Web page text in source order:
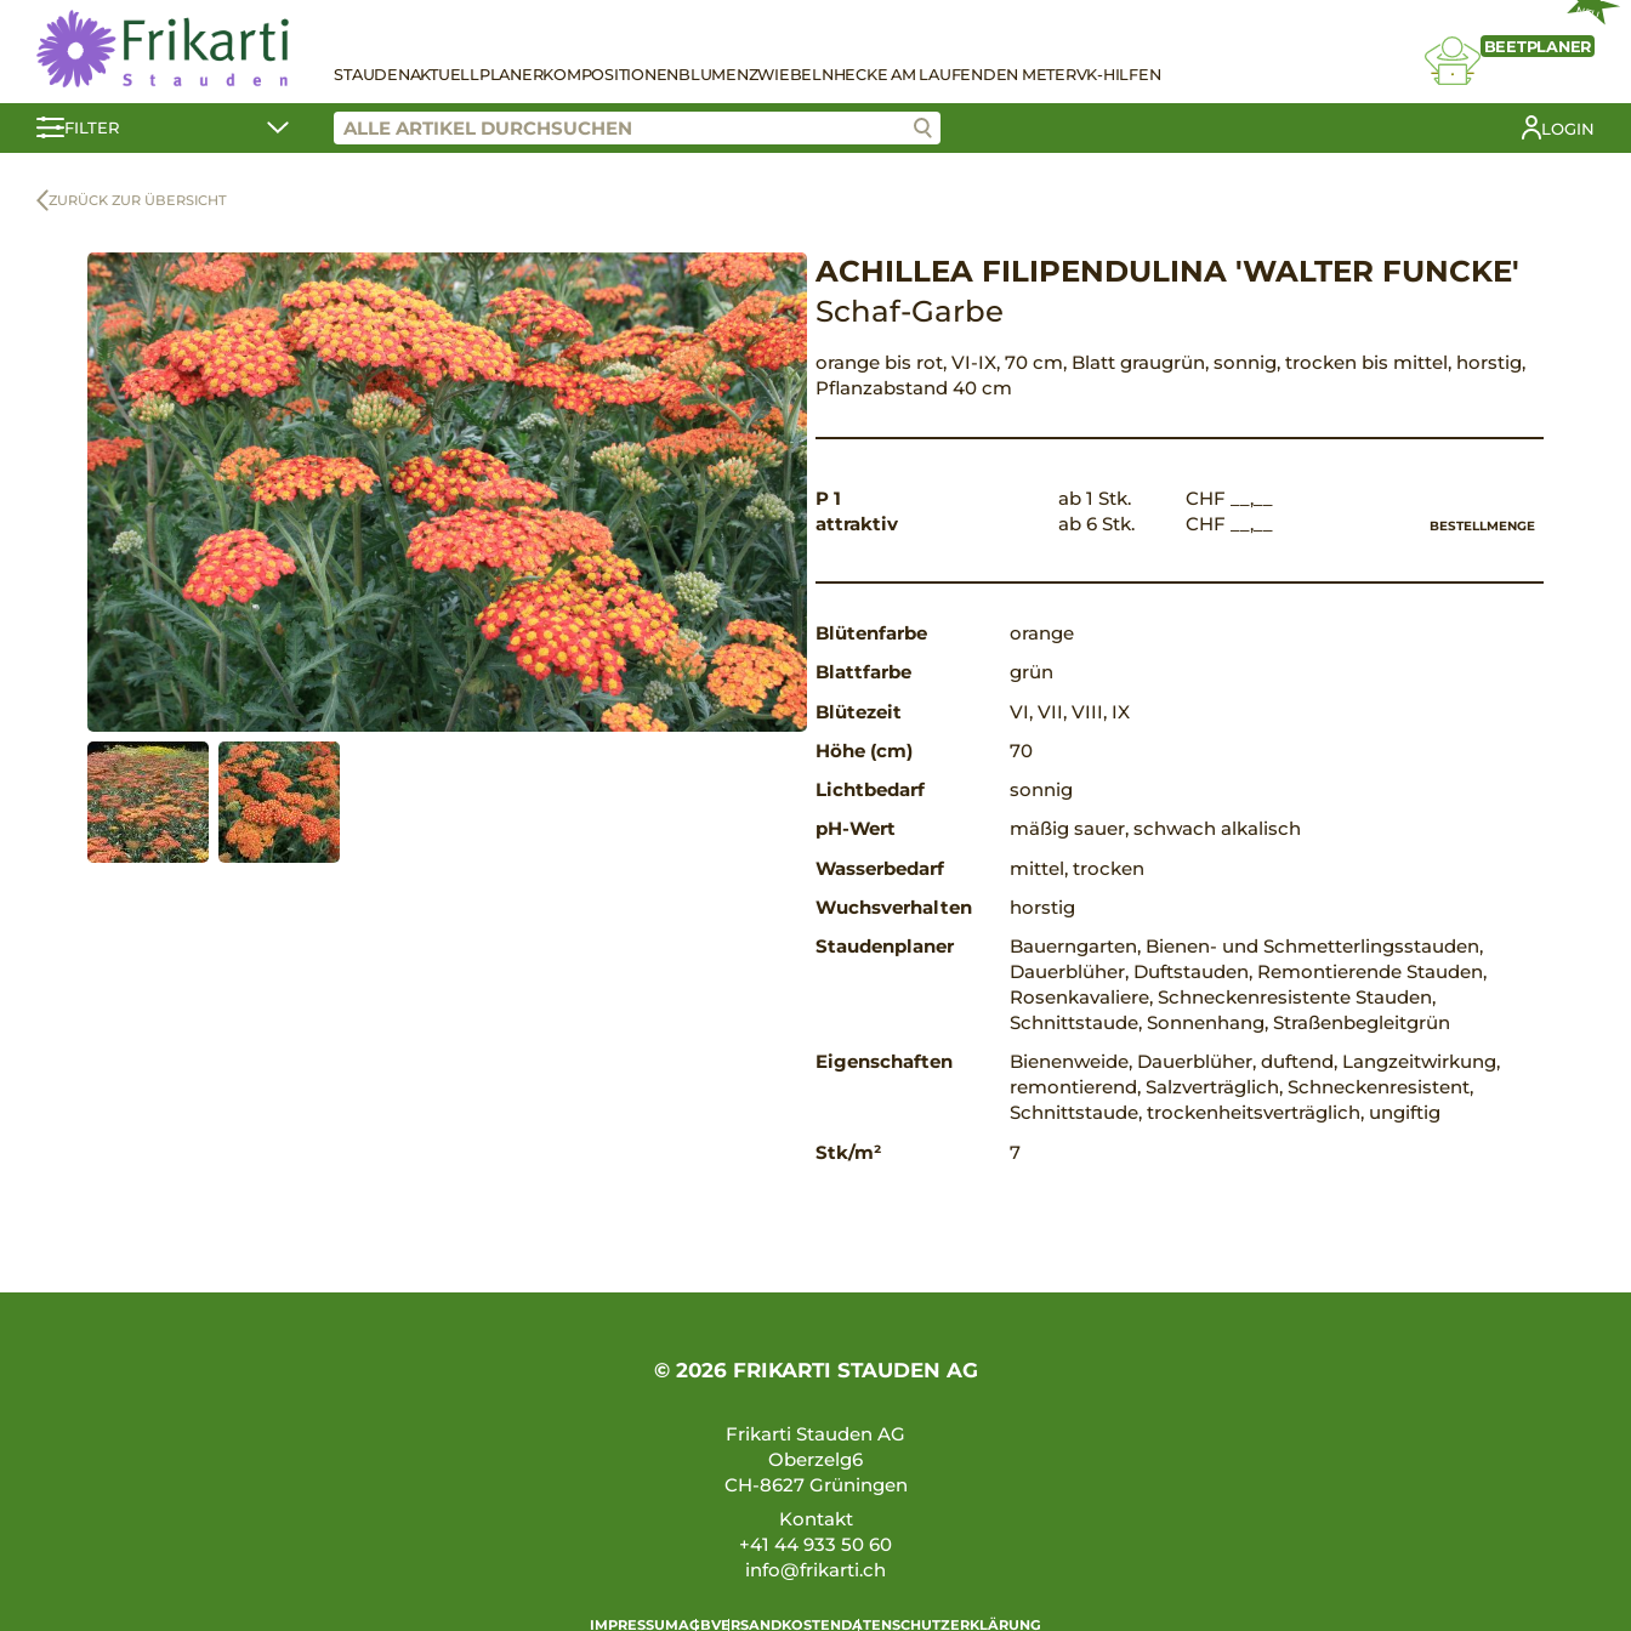
STAUDENAKTUELLPLANERKOMPOSITIONENBLUMENZWIEBELNHECKE AM LAUFENDEN METERVK-HILFEN
NEU
BEETPLANER
FILTER LOGIN
ZURÜCK ZUR ÜBERSICHT
ACHILLEA FILIPENDULINA 'WALTER FUNCKE'
Schaf-Garbe
orange bis rot, VI-IX, 70 cm, Blatt graugrün, sonnig, trocken bis mittel, horstig,
Pflanzabstand 40 cm
P 1
attraktiv
ab 1 Stk.
CHF __,__
ab 6 Stk.
CHF __,__ BESTELLMENGE
Blütenfarbe
orange
Blattfarbe
grün
Blütezeit
VI, VII, VIII, IX
Höhe (cm)
70
Lichtbedarf
sonnig
pH-Wert
mäßig sauer, schwach alkalisch
Wasserbedarf
mittel, trocken
Wuchsverhalten
horstig
Staudenplaner
Bauerngarten, Bienen- und Schmetterlingsstauden,
Dauerblüher, Duftstauden, Remontierende Stauden,
Rosenkavaliere, Schneckenresistente Stauden,
Schnittstaude, Sonnenhang, Straßenbegleitgrün
Eigenschaften
Bienenweide, Dauerblüher, duftend, Langzeitwirkung,
remontierend, Salzverträglich, Schneckenresistent,
Schnittstaude, trockenheitsverträglich, ungiftig
Stk/m²
7
© 2026 FRIKARTI STAUDEN AG
Frikarti Stauden AG
Oberzelg6
CH-8627 Grüningen
Kontakt
+41 44 933 50 60
info@frikarti.ch
IMPRESSUMAGBVERSANDKOSTENDATENSCHUTZERKLÄRUNG